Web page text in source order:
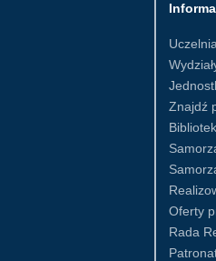
Znajdź
Oferty
Rada